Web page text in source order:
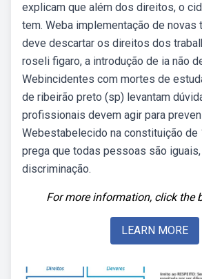
explicam que além dos direitos, o
tem. Weba implementação de novas
deve descartar os direitos dos
roseli figaro, a introdução de ia não
Webincidentes com mortes de
de ribeirão preto (sp) levantam
profissionais devem agir para
Webestabelecido na constituição de
prega que todas pessoas são
discriminação.
For more information, click the
LEARN MORE